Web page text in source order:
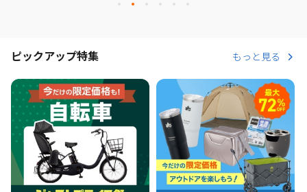
ピックアップ特集 もっと見る